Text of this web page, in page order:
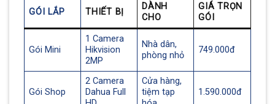
GÓI LẮP THIẾT BỊ
DÀNH
CHO
GIÁ TRỌN
GÓI
Gói Mini
1 Camera
Hikvision
2MP
Nhà dân,
phòng nhỏ
749.000đ
Gói Shop
2 Camera
Dahua Full
Cửa hàng,
tiệm tạp
1.590.000đ